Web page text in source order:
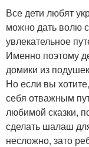
Все дети любят
можно дать волю
увлекательное
Именно поэтому
домики из
Но если вы
себя отважным
любимой сказки,
сделать шалаш
несложно, зато